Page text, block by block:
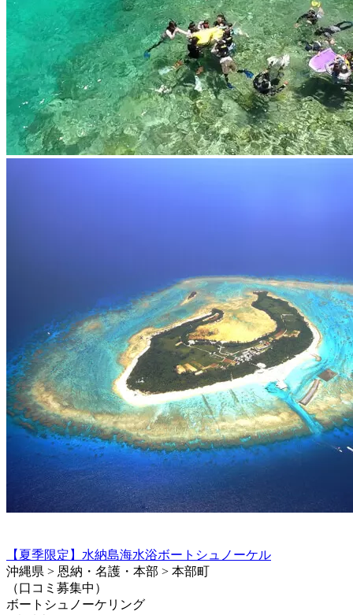
【夏季限定】水納島海水浴ボートシュノーケル
沖縄県 > 恩納・名護・本部 > 本部町
（口コミ募集中）
ボートシュノーケリング